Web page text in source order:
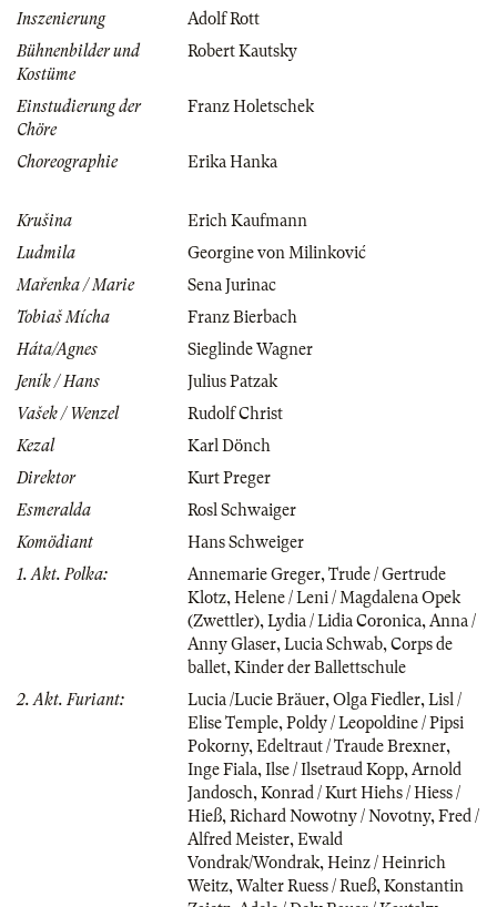
Inszenierung
Adolf Rott
Bühnenbilder und
Kostüme
Robert Kautsky
Einstudierung der
Chöre
Franz Holetschek
Choreographie Erika Hanka
Krušina
Erich Kaufmann
Ludmila
Georgine von Milinković
Mařenka / Marie
Sena Jurinac
Tobiaš Mícha
Franz Bierbach
Háta/Agnes
Sieglinde Wagner
Jeník / Hans
Julius Patzak
Vašek / Wenzel
Rudolf Christ
Kezal
Karl Dönch
Direktor
Kurt Preger
Esmeralda
Rosl Schwaiger
Komödiant
Hans Schweiger
1. Akt. Polka:
Annemarie Greger,Trude / Gertrude
Klotz,Helene / Leni / Magdalena Opek
(Zwettler),Lydia / Lidia Coronica,Anna /
Anny Glaser,Lucia Schwab,Corps de
ballet,Kinder der Ballettschule
2. Akt. Furiant:
Lucia /Lucie Bräuer,Olga Fiedler,Lisl /
Elise Temple,Poldy / Leopoldine / Pipsi
Pokorny,Edeltraut / Traude Brexner,
Inge Fiala,Ilse / Ilsetraud Kopp,Arnold
Jandosch,Konrad / Kurt Hiehs / Hiess /
Hieß,Richard Nowotny / Novotny,Fred /
Alfred Meister,Ewald
Vondrak/Wondrak,Heinz / Heinrich
Weitz,Walter Ruess / Rueß,Konstantin